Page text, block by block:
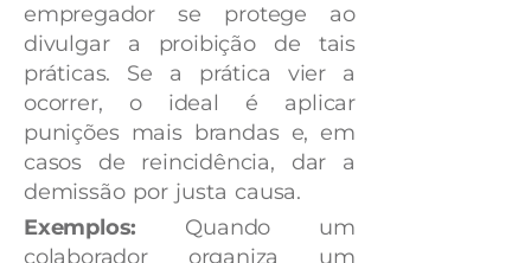
empregador se protege ao
divulgar a proibição de tais
práticas. Se a prática vier a
ocorrer, o ideal é aplicar
punições mais brandas e, em
casos de reincidência, dar a
demissão por justa causa.
Exemplos: Quando um
colaborador organiza um